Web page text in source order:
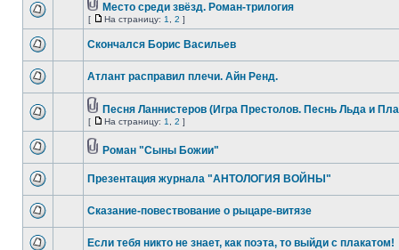
Место среди звёзд. Роман-трилогия
[ На страницу: 1 2 ]
Скончался Борис Васильев
Атлант расправил плечи. Айн Ренд.
Песня Ланнистеров (Игра Престолов. Песнь Льда и
[ На страницу: 1 2 ]
Роман "Сыны Божии"
Презентация журнала "АНТОЛОГИЯ ВОЙНЫ"
Сказание-повествование о рыцаре-витязе
Если тебя никто не знает, как поэта, то выйди с плакатом!